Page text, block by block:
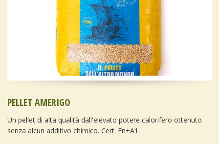
PELLET AMERIGO
Un pellet di alta qualità dall'elevato potere calorifero ottenuto
senza alcun additivo chimico. Cert. En+A1.